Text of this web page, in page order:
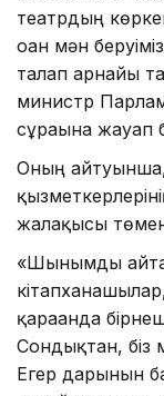
театрдың
оған мән
талап арнайы
министр
сұрағына
Оның айтуынша,
жалақысы
«Шынымды
қарағанда
Сондықтан, біз
Егер дарынын